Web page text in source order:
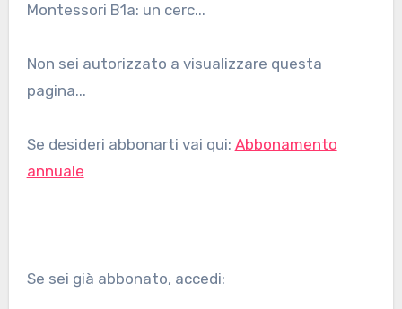
Montessori B1a: un cerc...
Non sei autorizzato a visualizzare questa
pagina...
Se desideri abbonarti vai qui: Abbonamento
annuale
Se sei già abbonato, accedi: